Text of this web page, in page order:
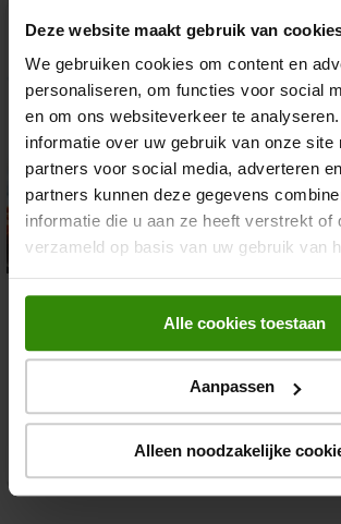
Deze website maakt gebruik van
We gebruiken cookies om content en
personaliseren, om functies voor social
en om ons websiteverkeer te
informatie over uw gebruik van onze site
partners voor social media, adverteren
partners kunnen deze gegevens
informatie die u aan ze heeft verstrekt of
verzameld op basis van uw gebruik van
Alle cookies toestaan
Aanpassen
Alleen noodzakelijke
Hoe ontkalk je een strijkijzer
stoomgenerator?
Niets is lekkerder dan schone kleding.
je dat het ontkalken van je strijkijzer
is? Kalkaanslag kan vlekken
favoriete blouse of overhemd.